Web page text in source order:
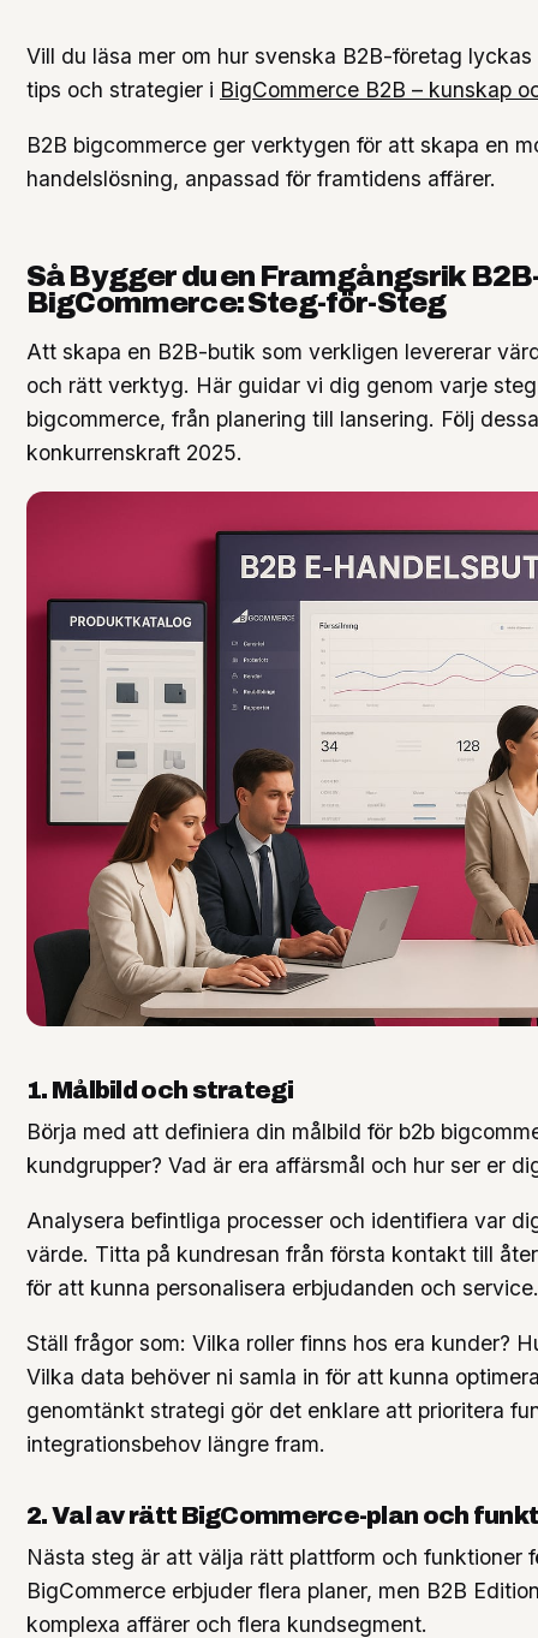
Vill du läsa mer om hur svenska B2B-företag
tips och strategier i BigCommerce B2B – kunskap
B2B bigcommerce ger verktygen för att skapa en
handelslösning, anpassad för framtidens affärer.
Så Bygger du en Framgångsrik
BigCommerce: Steg-för-Steg
Att skapa en B2B-butik som verkligen levererar
och rätt verktyg. Här guidar vi dig genom varje
bigcommerce, från planering till lansering. Följ
konkurrenskraft 2025.
1. Målbild och strategi
Börja med att definiera din målbild för b2b
kundgrupper? Vad är era affärsmål och hur ser er
Analysera befintliga processer och identifiera var
värde. Titta på kundresan från första kontakt till
för att kunna personalisera erbjudanden och service.
Ställ frågor som: Vilka roller finns hos era kunder?
Vilka data behöver ni samla in för att kunna
genomtänkt strategi gör det enklare att prioritera
integrationsbehov längre fram.
2. Val av rätt BigCommerce-plan och
Nästa steg är att välja rätt plattform och funktioner
BigCommerce erbjuder flera planer, men B2B
komplexa affärer och flera kundsegment.